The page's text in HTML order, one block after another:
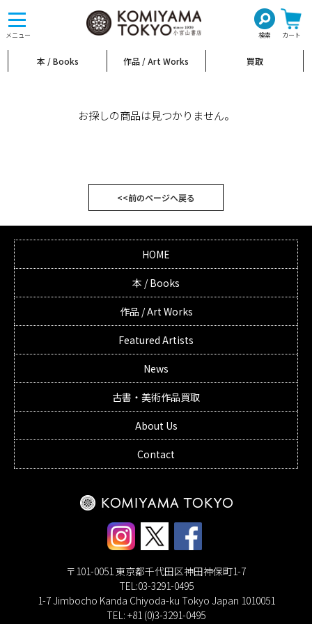
メニュー 検索 カート
toggle
navigation
本 / Books 作品 / Art Works 買取
お探しの商品は見つかりません。
<<前のページへ戻る
HOME
本 / Books
作品 / Art Works
Featured Artists
News
古書・美術作品買取
About Us
Contact
〒101-0051 東京都千代田区神田神保町1-7
TEL:03-3291-0495
1-7 Jimbocho Kanda Chiyoda-ku Tokyo Japan 1010051
TEL: +81 (0)3-3291-0495